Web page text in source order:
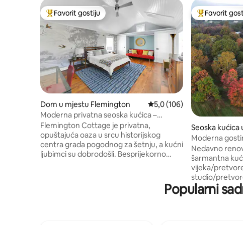
Glavni favorit gostiju
Favorit gostiju
Dom u mjestu Flemington Prosječna ocjena: 5,0 od 5,
5,0 (106)
Moderna privatna seoska kućica –
pješački pristup historijskom gradu
Flemington Cottage je privatna,
opuštajuća oaza u srcu historijskog
centra grada pogodnog za šetnju, a kućni
ljubimci su dobrodošli. Besprijekorno
Glavni favorit
Favorit
Seoska kućica
gton
Moderna
prelijepim
Nedavno renovirano
šarmantna
vijeka/
studio/
prekrasnom,
pogledom.
Popularni